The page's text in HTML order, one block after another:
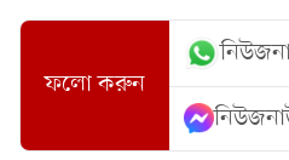
ফলো করুন